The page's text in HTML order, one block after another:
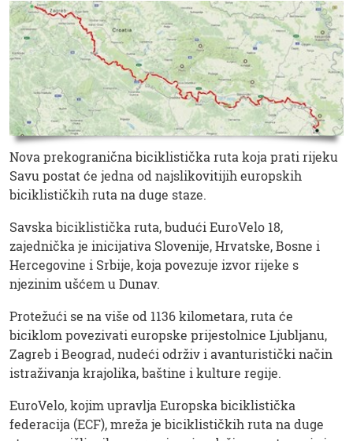
Nova prekogranična biciklistička ruta koja prati rijeku
Savu postat će jedna od najslikovitijih europskih
biciklističkih ruta na duge staze.
Savska biciklistička ruta, budući EuroVelo 18,
zajednička je inicijativa Slovenije, Hrvatske, Bosne i
Hercegovine i Srbije, koja povezuje izvor rijeke s
njezinim ušćem u Dunav.
Protežući se na više od 1136 kilometara, ruta će
biciklom povezivati ​​europske prijestolnice Ljubljanu,
Zagreb i Beograd, nudeći održiv i avanturistički način
istraživanja krajolika, baštine i kulture regije.
EuroVelo, kojim upravlja Europska biciklistička
federacija (ECF), mreža je biciklističkih ruta na duge